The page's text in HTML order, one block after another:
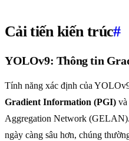
Cải tiến kiến trúc#
YOLOv9: Thông tin
Tính năng xác định của
Gradient Information (PGI)
Aggregation Network
ngày càng sâu hơn, chúng